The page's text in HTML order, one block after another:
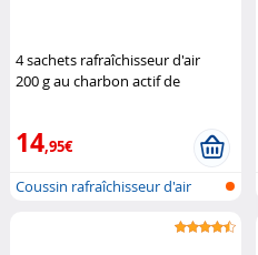
4 sachets rafraîchisseur d'air
200 g au charbon actif de
14,95€
Coussin rafraîchisseur d'air